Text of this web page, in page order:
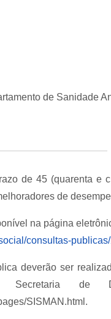
de Sanidade
de 45 (quarenta e
de
na página
consultas-
deverão ser
Secretaria de
SISMAN.html.